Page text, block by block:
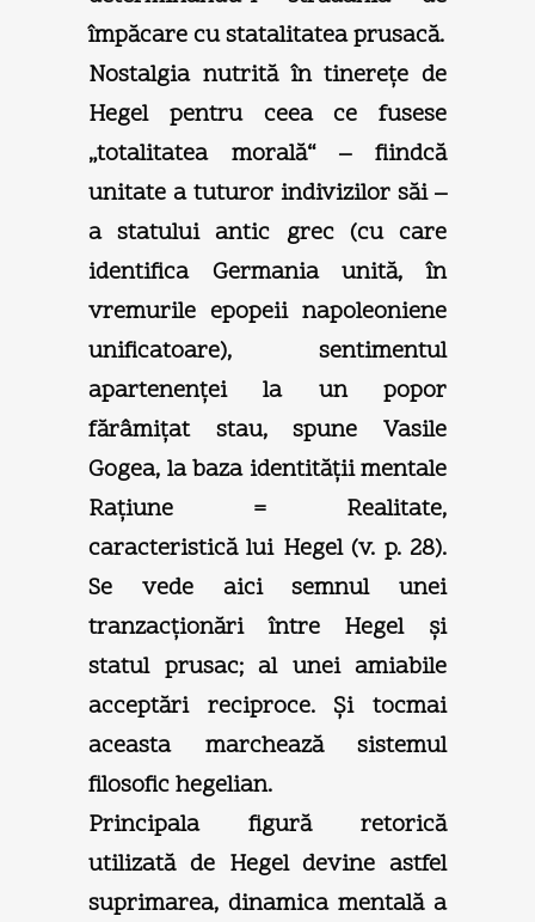
împăcare cu statalitatea prusacă.
Nostalgia nutrită în tinereţe de
Hegel pentru ceea ce fusese
„totalitatea morală“ – fiindcă
unitate a tuturor indivizilor săi –
a statului antic grec (cu care
identifica Germania unită, în
vremurile epopeii napoleoniene
unificatoare), sentimentul
apartenenţei la un popor
fărâmiţat stau, spune Vasile
Gogea, la baza identităţii mentale
Raţiune = Realitate,
caracteristică lui Hegel (v. p. 28).
Se vede aici semnul unei
tranzacţionări între Hegel şi
statul prusac; al unei amiabile
acceptări reciproce. Şi tocmai
aceasta marchează sistemul
filosofic hegelian.
Principala figură retorică
utilizată de Hegel devine astfel
suprimarea, dinamica mentală a